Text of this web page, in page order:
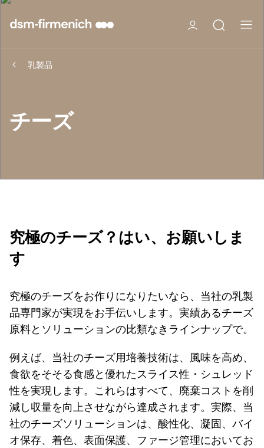
乳製品
チーズ
究極のチーズ？はい、お願いしま
す
究極のチーズをお作りになりたいなら、当社の乳製
品専門家が実現をお手伝いします。実績あるチーズ
原料とソリューションの比類なきラインナップで。
例えば、当社のチーズ用培養技術は、風味を高め、
食欲をそそる食感と優れたスライス性・シュレッド
性を実現します。これらはすべて、廃棄コストを削
減し収量を向上させながら達成されます。実際、当
社のチーズソリューションは、酸性化、凝固、バイ
オ保存、着色、表面保護、ファージ管理においてお